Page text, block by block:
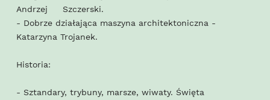
Andrzej Szczerski.
- Dobrze działająca maszyna architektoniczna -
Katarzyna Trojanek.
Historia:
- Sztandary, trybuny, marsze, wiwaty. Święta